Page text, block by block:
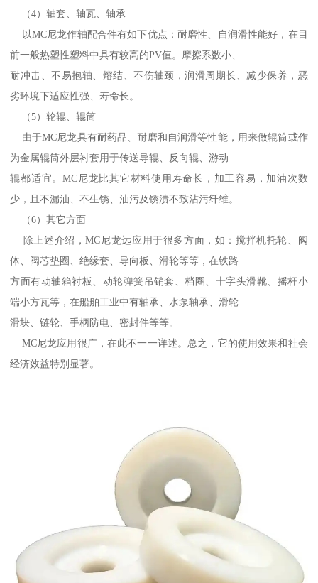
（4）轴套、轴瓦、轴承
以MC尼龙作轴配合件有如下优点：耐磨性、自润滑性能好，在目
前一般热塑性塑料中具有较高的PV值。摩擦系数小、
耐冲击、不易抱轴、熔结、不伤轴颈，润滑周期长、减少保养，恶
劣环境下适应性强、寿命长。
（5）轮辊、辊筒
由于MC尼龙具有耐药品、耐磨和自润滑等性能，用来做辊筒或作
为金属辊筒外层衬套用于传送导辊、反向辊、游动
辊都适宜。MC尼龙比其它材料使用寿命长，加工容易，加油次数
少，且不漏油、不生锈、油污及锈渍不致沾污纤维。
（6）其它方面
除上述介绍，MC尼龙远应用于很多方面，如：搅拌机托轮、阀
体、阀芯垫圈、绝缘套、导向板、滑轮等等，在铁路
方面有动轴箱衬板、动轮弹簧吊销套、档圈、十字头滑靴、摇杆小
端小方瓦等，在船舶工业中有轴承、水泵轴承、滑轮
滑块、链轮、手柄防电、密封件等等。
MC尼龙应用很广，在此不一一详述。总之，它的使用效果和社会
经济效益特别显著。